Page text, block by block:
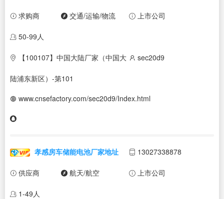
求购商 交通/运输/物流 上市公司
50-99人
【100107】中国大陆厂家（中国大
陆浦东新区）-第101
sec20d9
www.cnsefactory.com/sec20d9/Index.html
孝感房车储能电池厂家地址 13027338878
供应商 航天/航空 上市公司
1-49人